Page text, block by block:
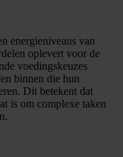
energieniveaus van
oplevert voor de
voedingskeuzes
binnen die hun
Dit betekent dat
is om complexe taken